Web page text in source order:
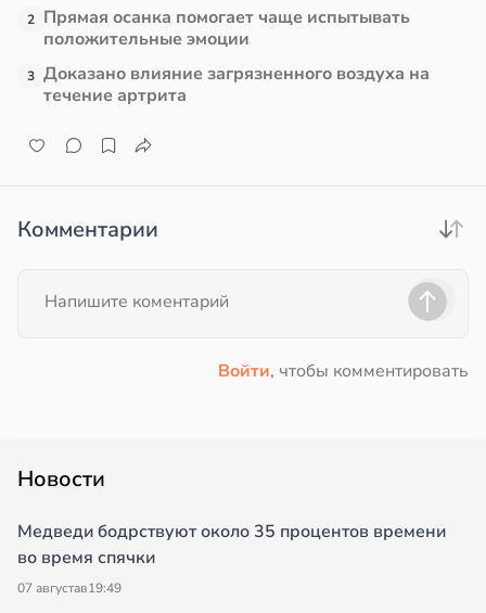
2 Прямая осанка помогает чаще испытывать
положительные эмоции
3 Доказано влияние загрязненного воздуха на
течение артрита
Комментарии
Войти, чтобы комментировать
Новости
Медведи бодрствуют около 35 процентов времени
во время спячки
07 августав19:49